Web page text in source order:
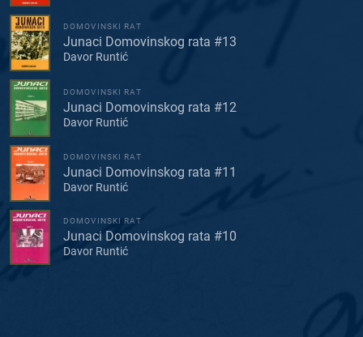
DOMOVINSKI RAT
Junaci Domovinskog rata #13
Davor Runtić
DOMOVINSKI RAT
Junaci Domovinskog rata #12
Davor Runtić
DOMOVINSKI RAT
Junaci Domovinskog rata #11
Davor Runtić
DOMOVINSKI RAT
Junaci Domovinskog rata #10
Davor Runtić